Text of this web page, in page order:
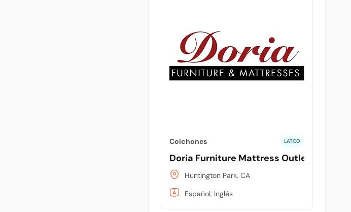
Colchones LATCO
Doria Furniture Mattress Outlet
Huntington Park, CA
Español, Inglés